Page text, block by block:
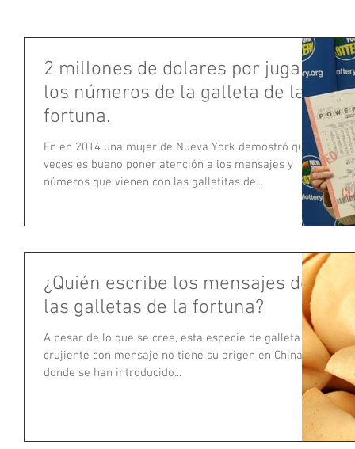
2 millones de dolares por jugar
los números de la galleta de la
fortuna.
En en 2014 una mujer de Nueva York demostró que a
veces es bueno poner atención a los mensajes y
números que vienen con las galletitas de...
¿Quién escribe los mensajes de
las galletas de la fortuna?
A pesar de lo que se cree, esta especie de galleta
crujiente con mensaje no tiene su origen en China,
donde se han introducido...